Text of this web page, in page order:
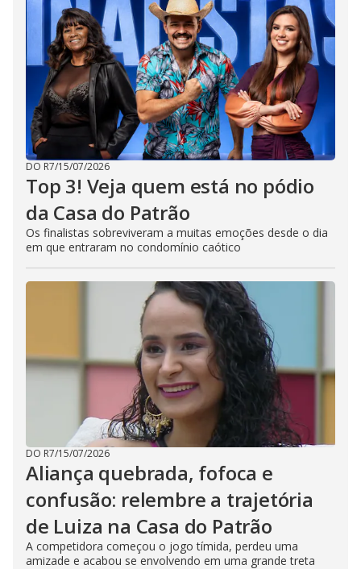
DO R7/15/07/2026
Top 3! Veja quem está no pódio
da Casa do Patrão
Os finalistas sobreviveram a muitas emoções desde o dia
em que entraram no condomínio caótico
DO R7/15/07/2026
Aliança quebrada, fofoca e
confusão: relembre a trajetória
de Luiza na Casa do Patrão
A competidora começou o jogo tímida, perdeu uma
amizade e acabou se envolvendo em uma grande treta